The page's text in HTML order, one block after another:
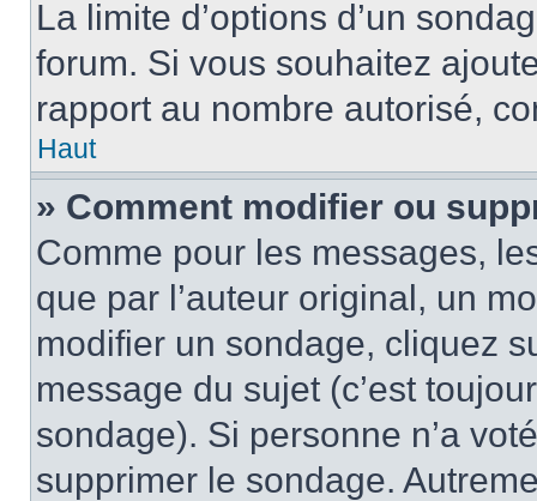
La limite d’options d’un
forum. Si vous souhaitez
rapport au nombre autorisé,
Haut
» Comment modifier ou
Comme pour les messages,
que par l’auteur original, un
modifier un sondage, cliquez
message du sujet (c’est
sondage). Si personne n’a
supprimer le sondage.